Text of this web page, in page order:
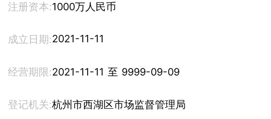
注册资本:1000万人民币
成立日期:2021-11-11
经营期限: 2021-11-11 至 9999-09-09
登记机关:杭州市西湖区市场监督管理局